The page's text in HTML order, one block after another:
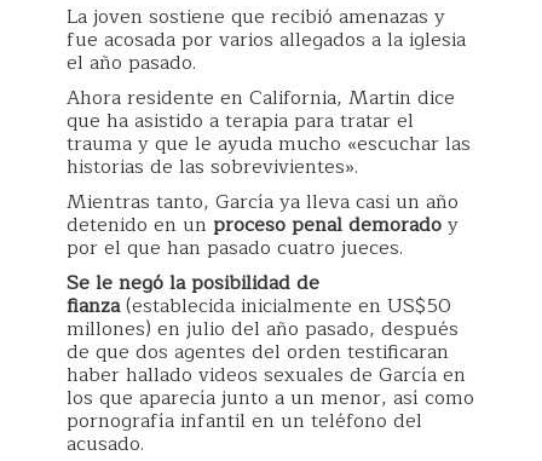
La joven sostiene que recibió amenazas y
fue acosada por varios allegados a la iglesia
el año pasado.
Ahora residente en California, Martin dice
que ha asistido a terapia para tratar el
trauma y que le ayuda mucho «escuchar las
historias de las sobrevivientes».
Mientras tanto, García ya lleva casi un año
detenido en un proceso penal demoradoy
por el que han pasado cuatro jueces.
Se le negó la posibilidad de
fianza(establecida inicialmente en US$50
millones) en julio del año pasado, después
de que dos agentes del orden testificaran
haber hallado videos sexuales de García en
los que aparecía junto a un menor, así como
pornografía infantil en un teléfono del
acusado.